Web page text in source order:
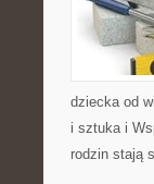
dziecka od
i sztuka i
rodzin stają